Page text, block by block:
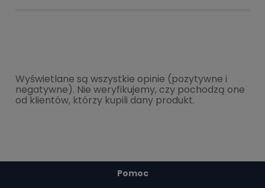
Wyświetlane są wszystkie opinie (pozytywne i
negatywne). Nie weryfikujemy, czy pochodzą one
od klientów, którzy kupili dany produkt.
Pomoc